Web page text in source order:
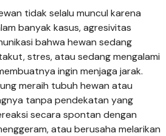
tidak selalu muncul karena
banyak kasus, agresivitas
bahwa hewan sedang
stres, atau sedang mengalami
ingin menjaga jarak.
meraih tubuh hewan atau
tanpa pendekatan yang
secara spontan dengan
atau berusaha melarikan